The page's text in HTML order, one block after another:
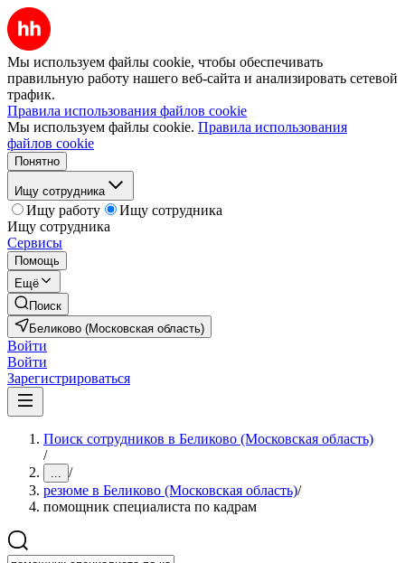
Мы используем файлы cookie, чтобы обеспечивать
правильную работу нашего веб-сайта и анализировать сетевой
трафик.
Правила использования файлов cookie
Мы используем файлы cookie. Правила использования
файлов cookie
Понятно
Ищу сотрудника
Ищу работу
Ищу сотрудника
Ищу сотрудника
Сервисы
Помощь
Ещё
Поиск
Беликово (Московская область)
Войти
Войти
Зарегистрироваться
Поиск сотрудников в Беликово (Московская область)
/
... /
резюме в Беликово (Московская область)/
помощник специалиста по кадрам